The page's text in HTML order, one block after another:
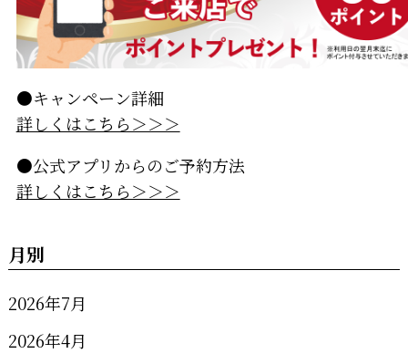
●キャンペーン詳細
詳しくはこちら＞＞＞
●公式アプリからのご予約方法
詳しくはこちら＞＞＞
月別
2026年7月
2026年4月